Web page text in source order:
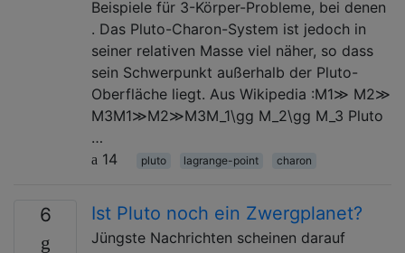
Beispiele für 3-Körper-Probleme, bei denen
. Das Pluto-Charon-System ist jedoch in
seiner relativen Masse viel näher, so dass
sein Schwerpunkt außerhalb der Pluto-
Oberfläche liegt. Aus Wikipedia :M1≫ M2≫
M3M1≫M2≫M3M_1\gg M_2\gg M_3 Pluto
…
14
pluto lagrange-point charon
6 Ist Pluto noch ein Zwergplanet?
Jüngste Nachrichten scheinen darauf